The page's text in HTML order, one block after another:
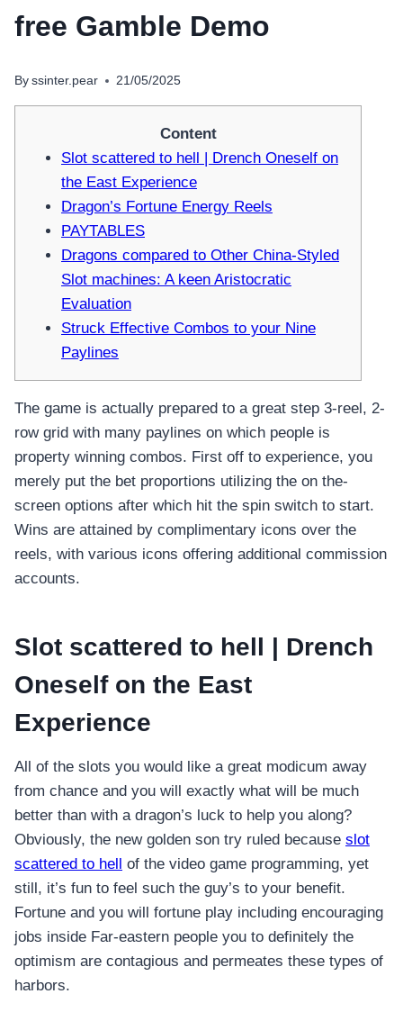
free Gamble Demo
By ssinter.pear 21/05/2025
Content
Slot scattered to hell | Drench Oneself on
the East Experience
Dragon’s Fortune Energy Reels
PAYTABLES
Dragons compared to Other China-Styled
Slot machines: A keen Aristocratic
Evaluation
Struck Effective Combos to your Nine
Paylines
The game is actually prepared to a great step 3-reel, 2-
row grid with many paylines on which people is
property winning combos. First off to experience, you
merely put the bet proportions utilizing the on the-
screen options after which hit the spin switch to start.
Wins are attained by complimentary icons over the
reels, with various icons offering additional commission
accounts.
Slot scattered to hell | Drench
Oneself on the East
Experience
All of the slots you would like a great modicum away
from chance and you will exactly what will be much
better than with a dragon’s luck to help you along?
Obviously, the new golden son try ruled because slot
scattered to hell
of the video game programming, yet
still, it’s fun to feel such the guy’s to your benefit.
Fortune and you will fortune play including encouraging
jobs inside Far-eastern people you to definitely the
optimism are contagious and permeates these types of
harbors.